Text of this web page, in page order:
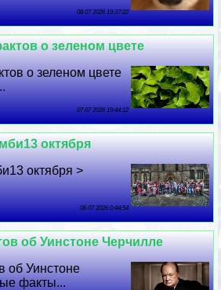
08 07 2026 19:37:22
о зеленом цвете
о зеленом цвете
07 07 2026 19:44:12
октября
октября >
06 07 2026 0:44:54
об Уинстоне Черчилле
об Уинстоне
факты...